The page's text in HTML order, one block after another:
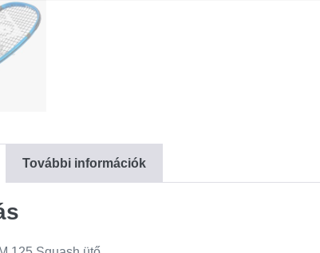
További információk